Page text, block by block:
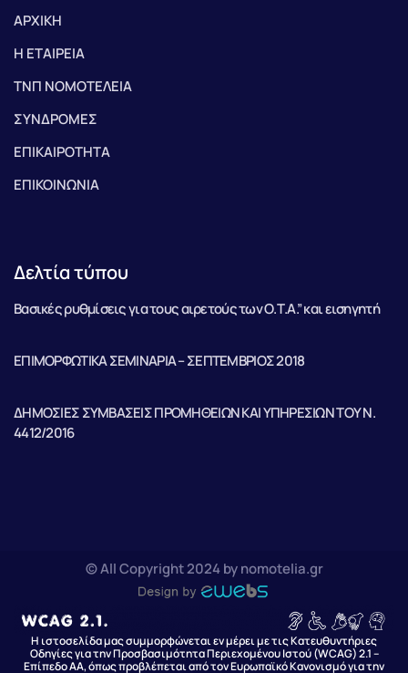
ΑΡΧΙΚΗ
Η ΕΤΑΙΡΕΙΑ
ΤΝΠ ΝΟΜΟΤΕΛΕΙΑ
ΣΥΝΔΡΟΜΕΣ
ΕΠΙΚΑΙΡΟΤΗΤΑ
ΕΠΙΚΟΙΝΩΝΙΑ
Δελτία τύπου
Βασικές ρυθμίσεις για τους αιρετούς των Ο.Τ.Α.” και εισηγητή
ΕΠΙΜΟΡΦΩΤΙΚΑ ΣΕΜΙΝΑΡΙΑ – ΣΕΠΤΕΜΒΡΙΟΣ 2018
ΔΗΜΟΣΙΕΣ ΣΥΜΒΑΣΕΙΣ ΠΡΟΜΗΘΕΙΩΝ ΚΑΙ ΥΠΗΡΕΣΙΩΝ ΤΟΥ Ν.
4412/2016
© All Copyright 2024 by nomotelia.gr
Η ιστοσελίδα μας συμμορφώνεται εν μέρει με τις Κατευθυντήριες
Οδηγίες για την Προσβασιμότητα Περιεχομένου Ιστού (WCAG) 2.1 –
Επίπεδο AA, όπως προβλέπεται από τον Ευρωπαϊκό Κανονισμό για την